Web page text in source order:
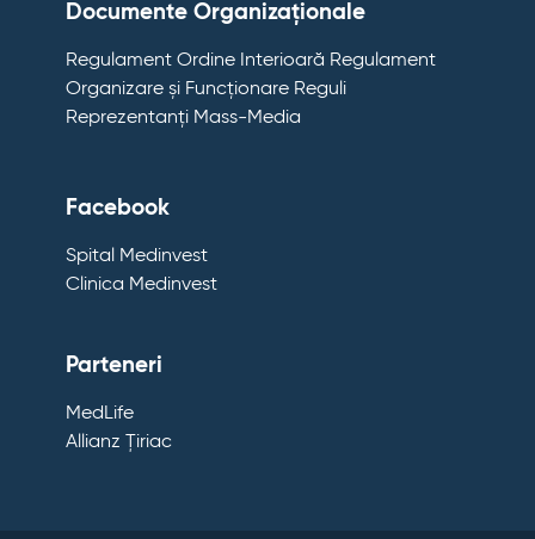
Documente Organizaționale
Regulament Ordine Interioară Regulament
Organizare și Funcționare Reguli
Reprezentanți Mass-Media
Facebook
Spital Medinvest
Clinica Medinvest
Parteneri
MedLife
Allianz Țiriac